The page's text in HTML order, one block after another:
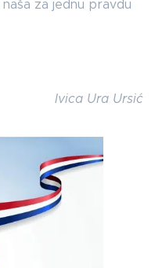
za jednu pravdu
Ivica Ura Ursić